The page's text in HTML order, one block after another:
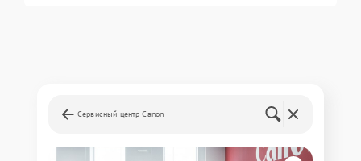
Сервисный центр Canon